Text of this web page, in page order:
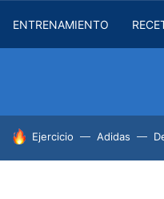
ENTRENAMIENTO
HOY SE HABLA DE
Ejercicio Adidas